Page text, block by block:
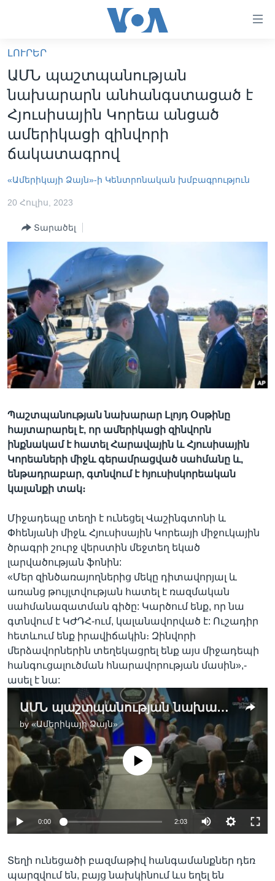
հիմնական
բովանդակությանը
անցնել
հիմնական
բովանդակությանը
հիմնական
բովանդակություն
ԼՈՒՐԵՐ
ՍՓՅՈՒՌՔ
ՏԵՍԱՆՅՈՒԹԵՐ
ՖԻԼՄԵՐ
ՖԻԼՄԵՐ
IN ENGLISH
ՄԵՐ ՄԱՍԻՆ
ՄԵՐ ՄԱՍԻՆ
ԿԱՊ ՄԵԶ ՀԵՏ
ՈՒԿՐԱԻՆԱԿԱՆ ՊԱՏԵՐԱԶՄ
Learning English
ՀԵՏԵՒԵՔ ՄԵԶ
Լեզուներ
ԼՈՒՐԵՐ
ԱՄՆ պաշտպանության
նախարարն անհանգստացած է
Հյուսիսային Կորեա անցած
ամերիկացի զինվորի
ճակատագրով
«Ամերիկայի Ձայն»-ի Կենտրոնական խմբագրություն
20 Հուլիս, 2023
Տարածել
Պաշտպանության նախարար Լլոյդ Օսթինը
հայտարարել է, որ ամերիկացի զինվորն
ինքնակամ է հատել Հարավային և Հյուսիսային
Կորեաների միջև գերամրացված սահմանը և,
ենթադրաբար, գտնվում է հյուսիսկորեական
կալանքի տակ։
Միջադեպը տեղի է ունեցել Վաշինգտոնի և
Փհենյանի միջև Հյուսիսային Կորեայի միջուկային
ծրագրի շուրջ վերստին մեջտեղ եկած
լարվածության ֆոնին:
«Մեր զինծառայողներից մեկը դիտավորյալ և
առանց թույլտվության հատել է ռազմական
սահմանազատման գիծը: Կարծում ենք, որ նա
գտնվում է ԿԺԴՀ-ում, կալանավորված է: Ուշադիր
հետևում ենք իրավիճակին։ Զինվորի
մերձավորներին տեղեկացրել ենք այս միջադեպի
հանգուցալուծման հնարավորության մասին»,-
ասել է նա:
ԱՄՆ պաշտպանության նախարարն անհանգստացած է Հյուսիսային Կորեա անցած ամերիկացի զինվորի ճակատագրով
by «Ամերիկայի Ձայն»
No media source currently available
0:00 2:03
Տեղի ունեցածի բազմաթիվ հանգամանքներ դեռ
պարզվում են, բայց նախկինում ևս եղել են